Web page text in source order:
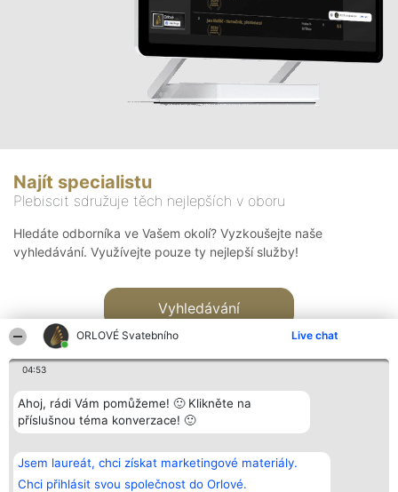
ORLOVÉ Svatebního Live chat
04:53
Ahoj, rádi Vám pomůžeme! 🙂 Klikněte na
příslušnou téma konverzace! 🙂
Jsem laureát, chci získat marketingové materiály.
Chci přihlásit svou společnost do Orlové.
Najít specialistu
Plebiscit sdružuje těch nejlepších v oboru
Hledáte odborníka ve Vašem okolí? Vyzkoušejte naše
vyhledávání. Využívejte pouze ty nejlepší služby!
Vyhledávání
Bright Side Solutions sp. z o.
o. sp. k.
ul. Ruska 22
Vítězové
Seznam všech
laureátů
Kontakt